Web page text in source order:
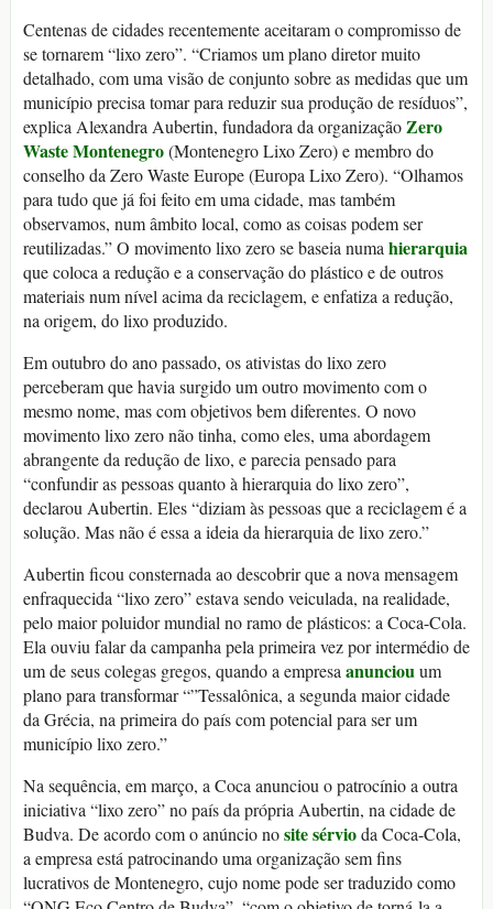
Centenas de cidades recentemente aceitaram o compromisso de
se tornarem “lixo zero”. “Criamos um plano diretor muito
detalhado, com uma visão de conjunto sobre as medidas que um
município precisa tomar para reduzir sua produção de resíduos”,
explica Alexandra Aubertin, fundadora da organizaçãoZero
Waste Montenegro(Montenegro Lixo Zero) e membro do
conselho da Zero Waste Europe (Europa Lixo Zero). “Olhamos
para tudo que já foi feito em uma cidade, mas também
observamos, num âmbito local, como as coisas podem ser
reutilizadas.” O movimento lixo zero se baseia numa hierarquia
que coloca a redução e a conservação do plástico e de outros
materiais num nível acima da reciclagem, e enfatiza a redução,
na origem, do lixo produzido.
Em outubro do ano passado, os ativistas do lixo zero
perceberam que havia surgido um outro movimento com o
mesmo nome, mas com objetivos bem diferentes. O novo
movimento lixo zero não tinha, como eles, uma abordagem
abrangente da redução de lixo, e parecia pensado para
“confundir as pessoas quanto à hierarquia do lixo zero”,
declarou Aubertin. Eles “diziam às pessoas que a reciclagem é a
solução. Mas não é essa a ideia da hierarquia de lixo zero.”
Aubertin ficou consternada ao descobrir que a nova mensagem
enfraquecida “lixo zero” estava sendo veiculada, na realidade,
pelo maior poluidor mundial no ramo de plásticos: a Coca-Cola.
Ela ouviu falar da campanha pela primeira vez por intermédio de
um de seus colegas gregos, quando a empresa anunciouum
plano para transformar “”Tessalônica, a segunda maior cidade
da Grécia, na primeira do país com potencial para ser um
município lixo zero.”
Na sequência, em março, a Coca anunciou o patrocínio a outra
iniciativa “lixo zero” no país da própria Aubertin, na cidade de
Budva. De acordo com o anúncio nosite sérvioda Coca-Cola,
a empresa está patrocinando uma organização sem fins
lucrativos de Montenegro, cujo nome pode ser traduzido como